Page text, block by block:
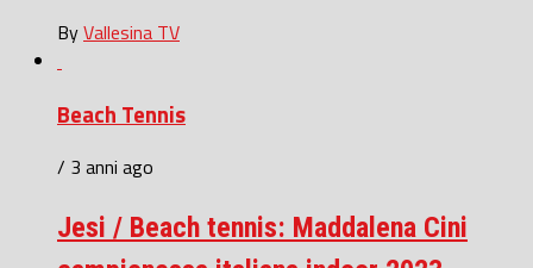
ByVallesina TV
Beach Tennis
/ 3 anni ago
Jesi / Beach tennis: Maddalena Cini